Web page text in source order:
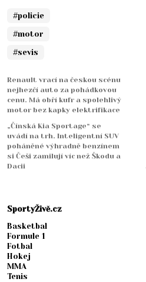
#policie
#motor
#sevis
Renault vrací na českou scénu
nejhezčí auto za pohádkovou
cenu. Má obří kufr a spolehlivý
motor bez kapky elektrifikace
„Čínská Kia Sportage“ se
uvádí na trh. Inteligentní SUV
poháněné výhradně benzínem
si Češi zamilují víc než Škodu a
Dacii
SportyŽivě.cz
Basketbal
Formule 1
Fotbal
Hokej
MMA
Tenis